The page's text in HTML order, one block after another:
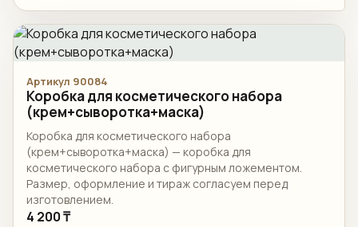
Артикул 90084
Коробка для косметического набора
(крем+сыворотка+маска)
Коробка для косметического набора
(крем+сыворотка+маска) — коробка для
косметического набора с фигурным ложементом.
Размер, оформление и тираж согласуем перед
изготовлением.
4 200 ₸